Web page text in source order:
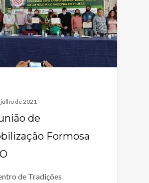
julho de 2021
de
Formosa
de Tradições